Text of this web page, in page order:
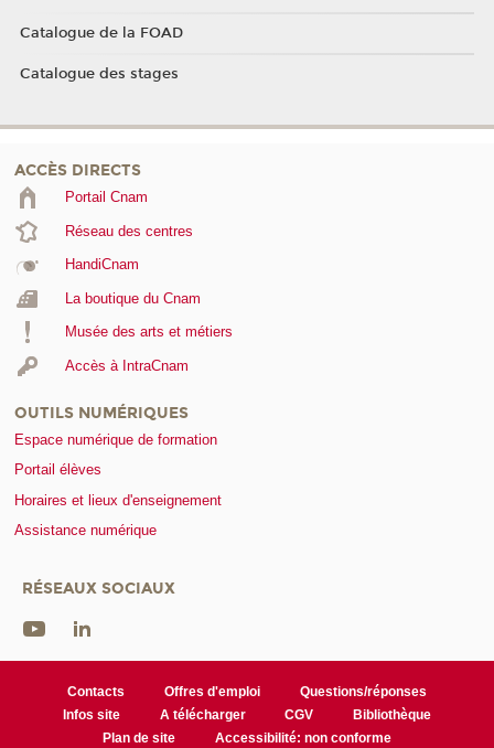
Catalogue de la FOAD
Catalogue des stages
ACCÈS DIRECTS
Portail Cnam
Réseau des centres
HandiCnam
La boutique du Cnam
Musée des arts et métiers
Accès à IntraCnam
OUTILS NUMÉRIQUES
Espace numérique de formation
Portail élèves
Horaires et lieux d'enseignement
Assistance numérique
RÉSEAUX SOCIAUX
Contacts Offres d'emploi
Questions/réponses
Infos site
A télécharger CGV
Bibliothèque
Plan de site
Accessibilité: non conforme